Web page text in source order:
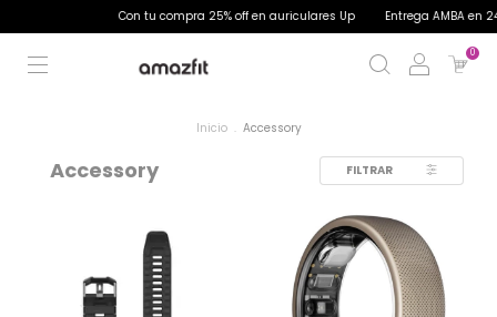
Con tu compra 25% off en auriculares Up Entrega AMBA en
0
Inicio . Accessory
Accessory FILTRAR